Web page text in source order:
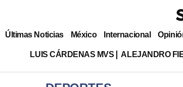
Últimas Noticias México Internacional
LUIS CÁRDENAS MVS ALEJANDRO